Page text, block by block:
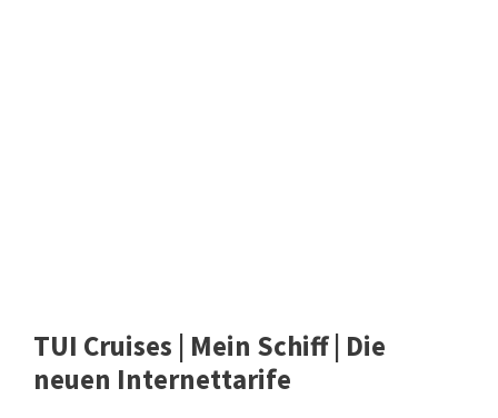
TUI Cruises | Mein Schiff | Die
neuen Internettarife